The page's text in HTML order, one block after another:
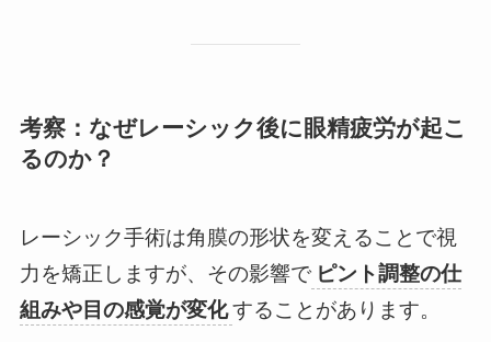
考察：なぜレーシック後に眼精疲労が起こ
るのか？
レーシック手術は角膜の形状を変えることで視
力を矯正しますが、その影響で ピント調整の仕
組みや目の感覚が変化することがあります。